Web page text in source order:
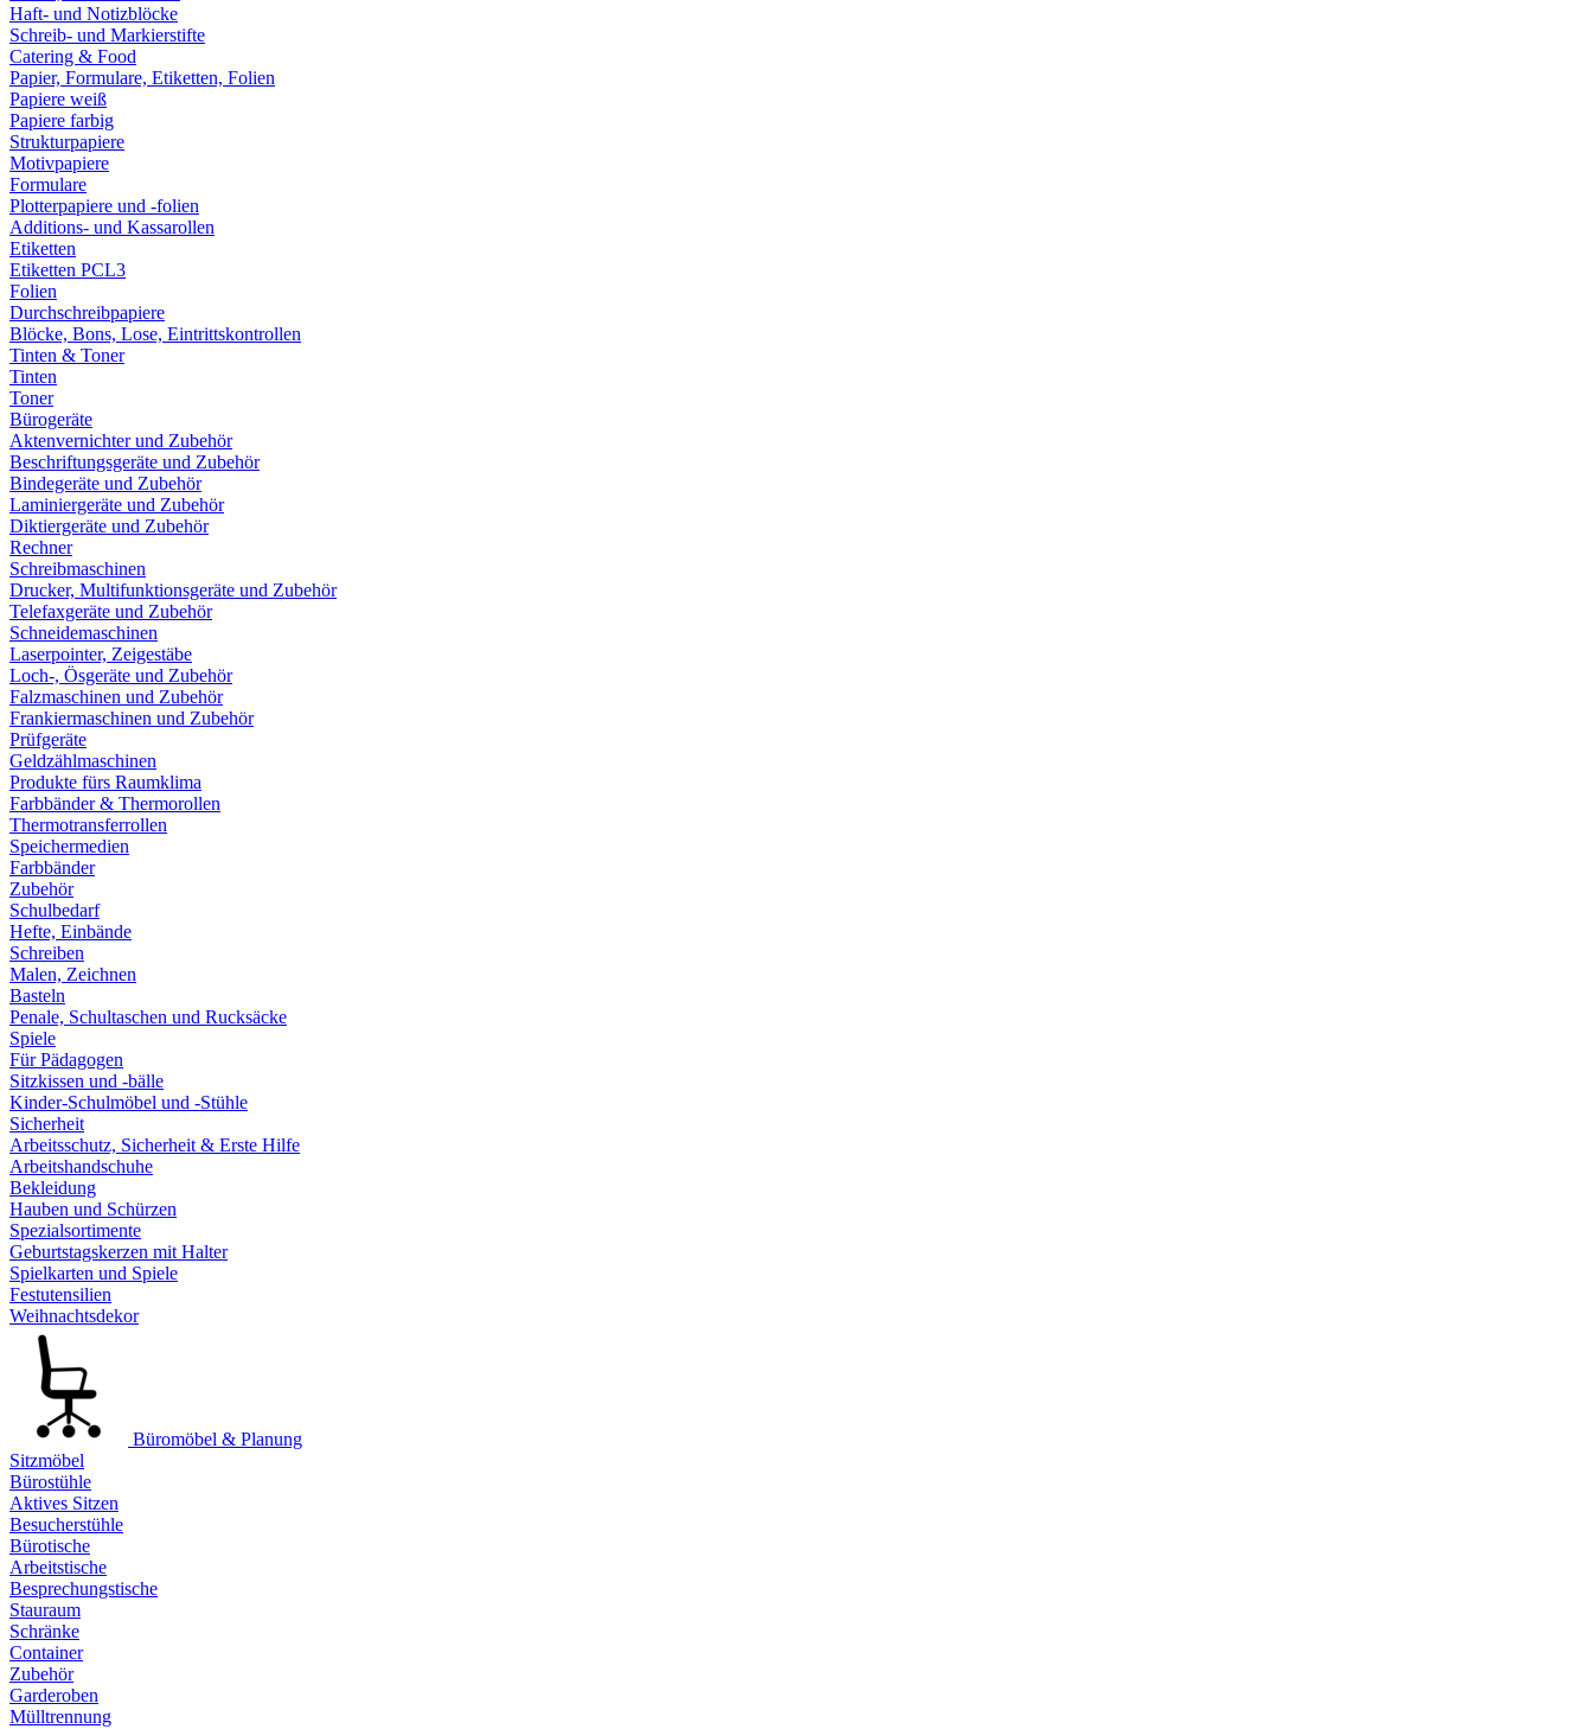
Haft- und Notizblöcke
Schreib- und Markierstifte
Catering & Food
Papier, Formulare, Etiketten, Folien
Papiere weiß
Papiere farbig
Strukturpapiere
Motivpapiere
Formulare
Plotterpapiere und -folien
Additions- und Kassarollen
Etiketten
Etiketten PCL3
Folien
Durchschreibpapiere
Blöcke, Bons, Lose, Eintrittskontrollen
Tinten & Toner
Tinten
Toner
Bürogeräte
Aktenvernichter und Zubehör
Beschriftungsgeräte und Zubehör
Bindegeräte und Zubehör
Laminiergeräte und Zubehör
Diktiergeräte und Zubehör
Rechner
Schreibmaschinen
Drucker, Multifunktionsgeräte und Zubehör
Telefaxgeräte und Zubehör
Schneidemaschinen
Laserpointer, Zeigestäbe
Loch-, Ösgeräte und Zubehör
Falzmaschinen und Zubehör
Frankiermaschinen und Zubehör
Prüfgeräte
Geldzählmaschinen
Produkte fürs Raumklima
Farbbänder & Thermorollen
Thermotransferrollen
Speichermedien
Farbbänder
Zubehör
Schulbedarf
Hefte, Einbände
Schreiben
Malen, Zeichnen
Basteln
Penale, Schultaschen und Rucksäcke
Spiele
Für Pädagogen
Sitzkissen und -bälle
Kinder-Schulmöbel und -Stühle
Sicherheit
Arbeitsschutz, Sicherheit & Erste Hilfe
Arbeitshandschuhe
Bekleidung
Hauben und Schürzen
Spezialsortimente
Geburtstagskerzen mit Halter
Spielkarten und Spiele
Festutensilien
Weihnachtsdekor
Büromöbel & Planung
Sitzmöbel
Bürostühle
Aktives Sitzen
Besucherstühle
Bürotische
Arbeitstische
Besprechungstische
Stauraum
Schränke
Container
Zubehör
Garderoben
Mülltrennung